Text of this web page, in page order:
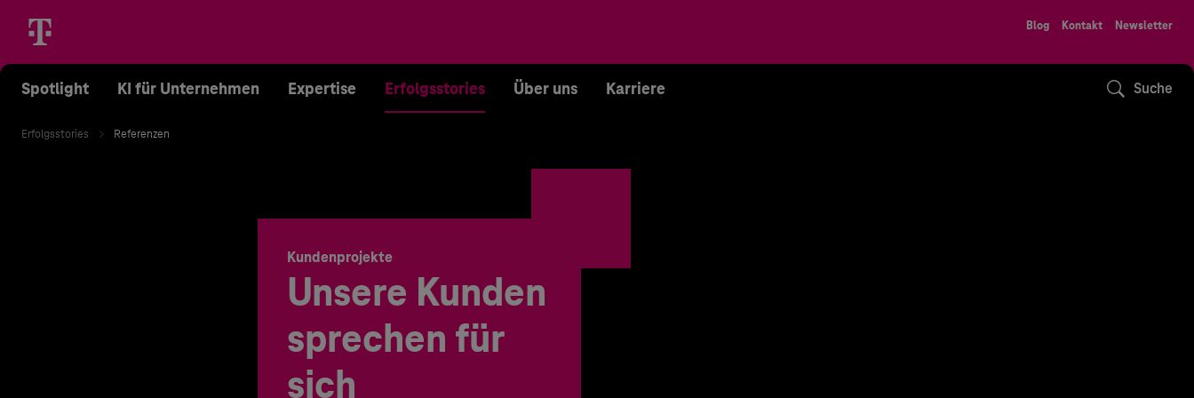
Blog Kontakt Newsletter
Spotlight KI für Unternehmen Expertise Erfolgsstories Über uns Karriere Suche
Erfolgsstories Referenzen
Kundenprojekte
Unsere Kunden
sprechen für
sich